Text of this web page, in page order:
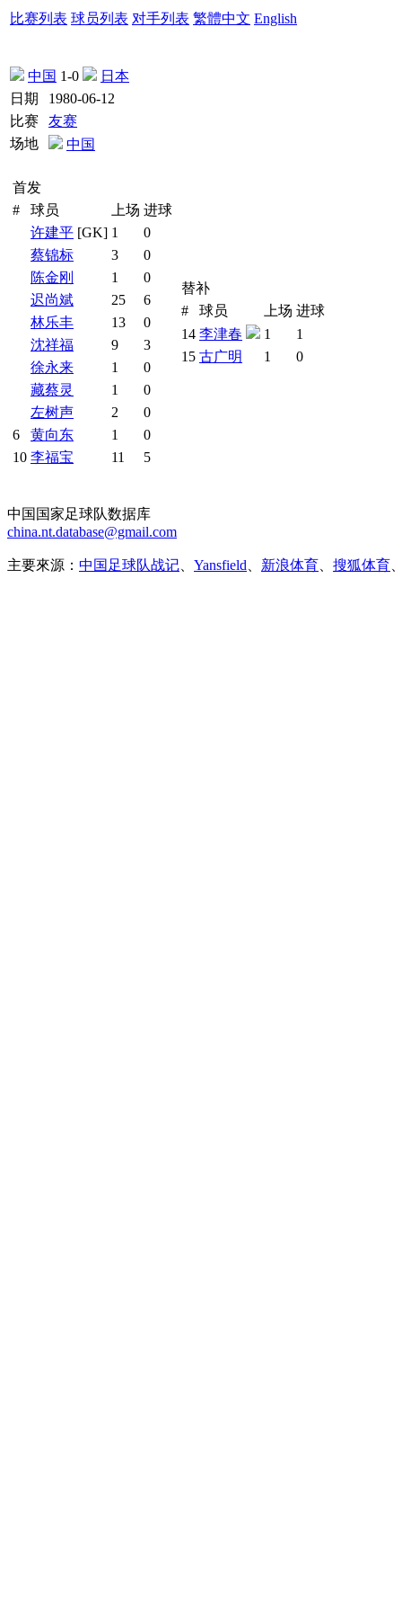
比赛列表 球员列表 对手列表 繁體中文 English
中国 1-0
日本
日期
1980-06-12
比赛
友赛
场地
中国
首发
#
球员 上场 进球
许建平 [GK] 1
0
蔡锦标
3
0
陈金刚
1
0
迟尚斌
25
6
林乐丰
13
0
沈祥福
9
3
徐永来
1
0
藏蔡灵
1
0
左树声
2
0
6
黄向东 1
0
10 李福宝 11 5
替补
#
球员 上场 进球
14 李津春 1
1
15 古广明 1 0
中国国家足球队数据库
china.nt.database@gmail.com
主要來源： 中国足球队战记 Yansfield 新浪体育 搜狐体育